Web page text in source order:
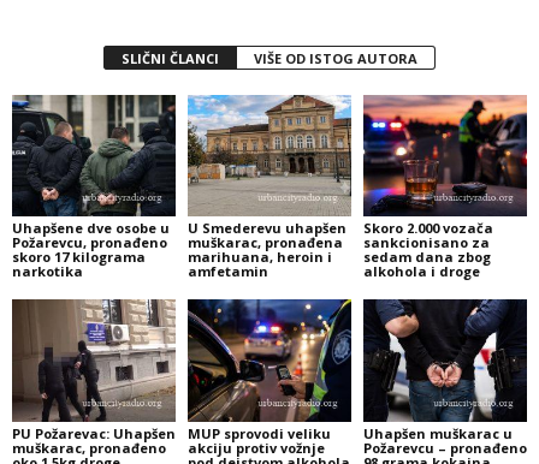
SLIČNI ČLANCI VIŠE OD ISTOG AUTORA
Uhapšene dve osobe u
Požarevcu, pronađeno
skoro 17 kilograma
narkotika
U Smederevu uhapšen
muškarac, pronađena
marihuana, heroin i
amfetamin
Skoro 2.000 vozača
sankcionisano za
sedam dana zbog
alkohola i droge
PU Požarevac: Uhapšen
muškarac, pronađeno
MUP sprovodi veliku
akciju protiv vožnje
Uhapšen muškarac u
Požarevcu – pronađeno